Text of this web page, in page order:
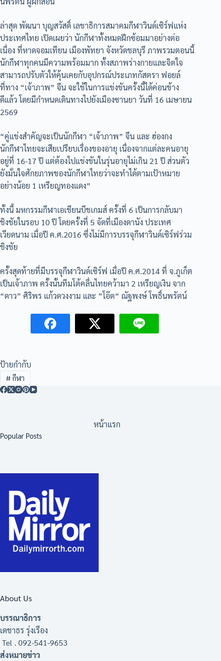
ล่าสุด พัฒนา บุญสวัสดิ์ เลขาธิการสมาคมกีฬาวินด์เซิร์ฟแห่ง
ประเทศไทย เปิดเผยว่า นักกีฬาทั้งหมดฝึกซ้อมมาอย่างต่อ
เนื่อง ที่หาดจอมเทียน เมืองพัทยา จังหวัดชลบุรี ภาพรวมตอนนี้
นักกีฬาทุกคนมีความพร้อมมาก ทั้งสภาพร่างกายและจิตใจ
สามารถปรับตัวให้คุ้นเคยกับอุปกรณ์ประเภทกัสตรา ฟอยล์
ที่ทาง “เจ้าภาพ” จีน จะใช้ในการแข่งขันครั้งนี้ได้ค่อนข้าง
ดีแล้ว โดยมีกำหนดเดินทางไปยังเมืองซานยา วันที่ 16 เมษายน
2569
“คู่แข่งสำคัญจะเป็นนักกีฬา “เจ้าภาพ” จีน และ ฮ่องกง
นักกีฬาไทยจะเสียเปรียบเรื่องของอายุ เนื่องจากแต่ละคนอายุ
อยู่ที่ 16-17 ปี แต่ต้องไปแข่งขันในรุ่นอายุไม่เกิน 21 ปี ส่วนตัว
ยังมั่นใจศักยภาพของนักกีฬาไทยว่าจะทำได้ตามเป้าหมาย
อย่างน้อย 1 เหรียญทองแดง”
ทั้งนี้ มหกรรมกีฬาเอเชียนบีชเกมส์ ครั้งที่ 6 เป็นการกลับมา
ชิงชัยในรอบ 10 ปี โดยครั้งที่ 5 จัดที่เมืองดานัง ประเทศ
เวียดนาม เมื่อปี ค.ศ.2016 ซึ่งไม่มีการบรรจุกีฬาวินด์เซิร์ฟร่วม
ชิงชัย
ครั้งสุดท้ายที่มีบรรจุกีฬาวินด์เซิร์ฟ เมื่อปี ค.ศ.2014 ที่ จ.ภูเก็ต
เป็นเจ้าภาพ ครั้งนั้นทีมโต้คลื่นไทยคว้ามา 2 เหรียญเงิน จาก
“ดาว” ศิริพร แก้วดวงงาม และ ”โอ๊ต“ ณัฐพงษ์ โพธิ์นพรัตน์
ป้ายกำกับ
# กีฬา
หน้าแรก
Popular Posts
About Us
บรรณาธิการ
เดชาธร รุ่งเรือง
Tel . 092-541-9653
ส่งหมายข่าว